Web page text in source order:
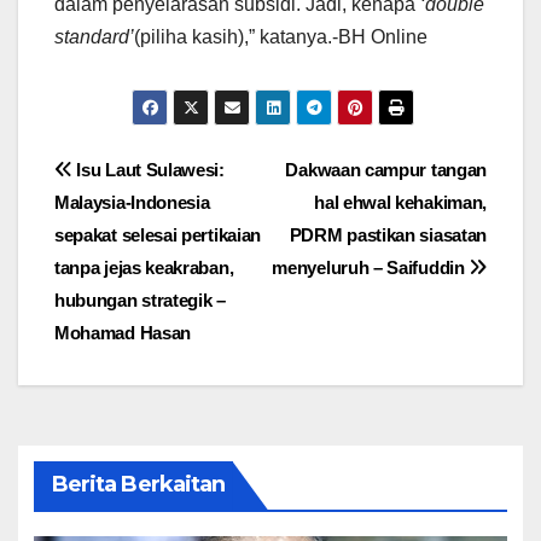
dalam penyelarasan subsidi. Jadi, kenapa ‘double
standard’(piliha kasih),” katanya.-BH Online
Post
navigation
Dakwaan campur tangan
hal ehwal kehakiman,
PDRM pastikan siasatan
menyeluruh – Saifuddin
Isu Laut Sulawesi:
Malaysia-Indonesia
sepakat selesai pertikaian
tanpa jejas keakraban,
hubungan strategik –
Mohamad Hasan
Berita Berkaitan